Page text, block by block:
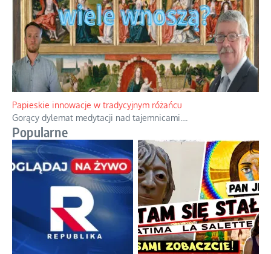
Papieskie innowacje w tradycyjnym różańcu
Gorący dylemat medytacji nad tajemnicami.
Popularne